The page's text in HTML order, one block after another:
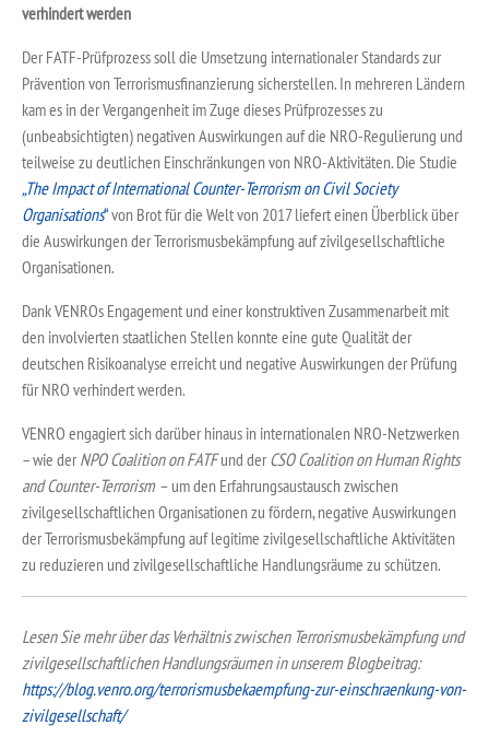
verhindert werden
Der FATF-Prüfprozess soll die Umsetzung internationaler Standards zur
Prävention von Terrorismusfinanzierung sicherstellen. In mehreren Ländern
kam es in der Vergangenheit im Zuge dieses Prüfprozesses zu
(unbeabsichtigten) negativen Auswirkungen auf die NRO-Regulierung und
teilweise zu deutlichen Einschränkungen von NRO-Aktivitäten. Die Studie
„The Impact of International Counter-Terrorism on Civil Society
Organisations“von Brot für die Welt von 2017 liefert einen Überblick über
die Auswirkungen der Terrorismusbekämpfung auf zivilgesellschaftliche
Organisationen.
Dank VENROs Engagement und einer konstruktiven Zusammenarbeit mit
den involvierten staatlichen Stellen konnte eine gute Qualität der
deutschen Risikoanalyse erreicht und negative Auswirkungen der Prüfung
für NRO verhindert werden.
VENRO engagiert sich darüber hinaus in internationalen NRO-Netzwerken
– wie derNPO Coalition on FATFund derCSO Coalition on Human Rights
and Counter-Terrorism –um den Erfahrungsaustausch zwischen
zivilgesellschaftlichen Organisationen zu fördern, negative Auswirkungen
der Terrorismusbekämpfung auf legitime zivilgesellschaftliche Aktivitäten
zu reduzieren und zivilgesellschaftliche Handlungsräume zu schützen.
Lesen Sie mehr über das Verhältnis zwischen Terrorismusbekämpfung und
zivilgesellschaftlichen Handlungsräumen in unserem Blogbeitrag:
https://blog.venro.org/terrorismusbekaempfung-zur-einschraenkung-von-
zivilgesellschaft/